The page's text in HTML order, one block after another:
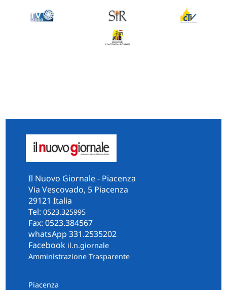
Il Nuovo Giornale - Piacenza
Via Vescovado, 5 Piacenza
29121 Italia
Tel: 0523.325995
Fax: 0523.384567
whatsApp 331.2535202
Facebook il.n.giornale
Amministrazione Trasparente
Piacenza